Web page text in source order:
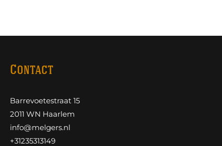
Contact
Barrevoetestraat 15
2011 WN Haarlem
info@melgers.nl
+31235313149